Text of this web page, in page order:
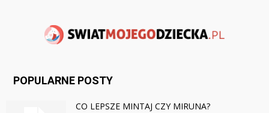
POPULARNE POSTY
CO LEPSZE MINTAJ CZY MIRUNA?